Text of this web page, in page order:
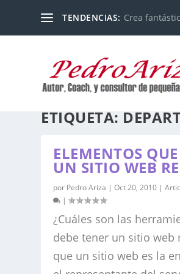
TENDENCIAS: Crea
ETIQUETA:
ELEMENTOS
UN SITIO WEB
por Pedro Ariza |Oct 20, 2010 |
|
¿Cuáles son las
debe tener un sitio web
que un sitio web es la